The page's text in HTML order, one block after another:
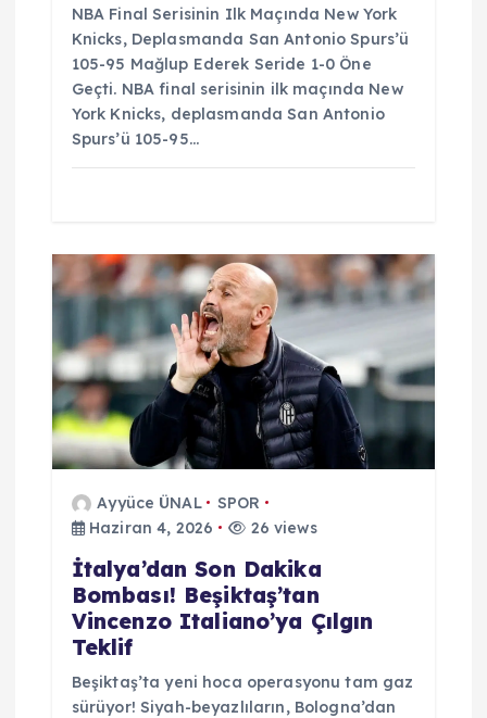
NBA Final Serisinin Ilk Maçında New York
Knicks, Deplasmanda San Antonio Spurs’ü
105-95 Mağlup Ederek Seride 1-0 Öne
Geçti. NBA final serisinin ilk maçında New
York Knicks, deplasmanda San Antonio
Spurs’ü 105-95…
Ayyüce ÜNAL
SPOR
Haziran 4, 2026
26 views
İtalya’dan Son Dakika
Bombası! Beşiktaş’tan
Vincenzo Italiano’ya Çılgın
Teklif
Beşiktaş’ta yeni hoca operasyonu tam gaz
sürüyor! Siyah-beyazlıların, Bologna’dan